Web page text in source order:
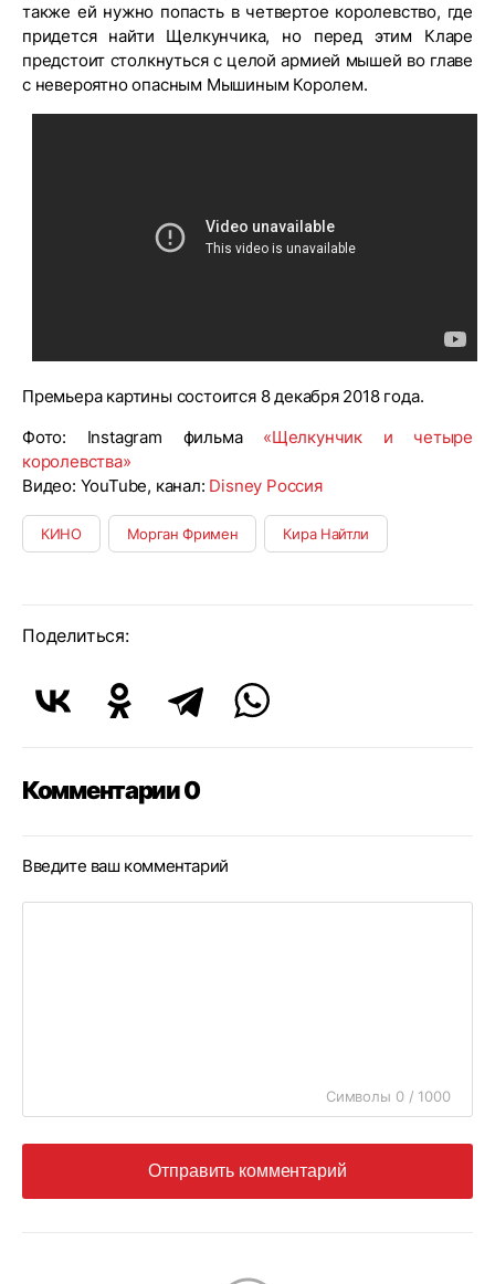
также ей нужно попасть в четвертое королевство, где
придется найти Щелкунчика, но перед этим Кларе
предстоит столкнуться с целой армией мышей во главе
с невероятно опасным Мышиным Королем.
Премьера картины состоится 8 декабря 2018 года.
Фото: Instagram фильма «Щелкунчик и четыре
королевства»
Видео: YouTube, канал: Disney Россия
КИНО Морган Фримен Кира Найтли
Поделиться:
Комментарии 0
Введите ваш комментарий
Символы 0 / 1000
Отправить комментарий